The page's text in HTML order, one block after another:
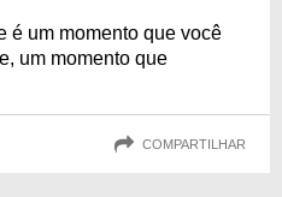
é um momento que você
um momento que
COMPARTILHAR